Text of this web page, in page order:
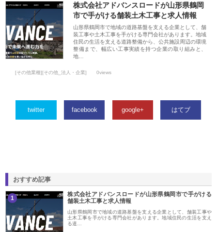
株式会社アドバンスロードが山形県鶴岡
市で手がける舗装土木工事と求人情報
山形県鶴岡市で地域の道路基盤を支える企業として、舗
装工事や土木工事を手がける専門会社があります。地域
住民の生活を支える道路整備から、公共施設周辺の環境
整備まで、幅広い工事実績を持つ企業の取り組みと、
地…
[その他業種][その他_法人・企業] 0views
twitter facebook google+ はてブ
おすすめ記事
1
株式会社アドバンスロードが山形県鶴岡市で手がける
舗装土木工事と求人情報
山形県鶴岡市で地域の道路基盤を支える企業として、舗装工事や
土木工事を手がける専門会社があります。地域住民の生活を支え
る道…